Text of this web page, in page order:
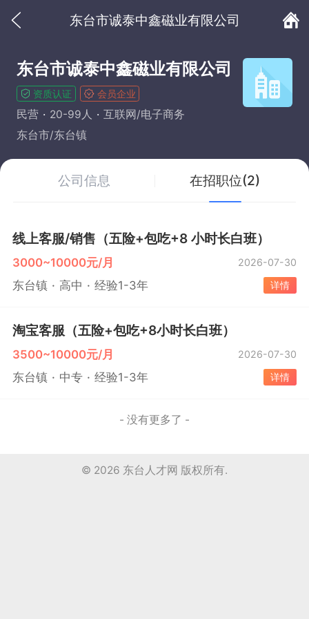
东台市诚泰中鑫磁业有限公司
东台市诚泰中鑫磁业有限公司
资质认证 会员企业
民营 20-99人
互联网/电子商务
东台市/东台镇
公司信息 在招职位(2)
线上客服/销售（五险+包吃+8 小时长白班）
3000~10000元/月 2026-07-30
东台镇 高中 经验1-3年 详情
淘宝客服（五险+包吃+8小时长白班）
3500~10000元/月 2026-07-30
东台镇 中专 经验1-3年 详情
- 没有更多了 -
© 2026 东台人才网 版权所有.